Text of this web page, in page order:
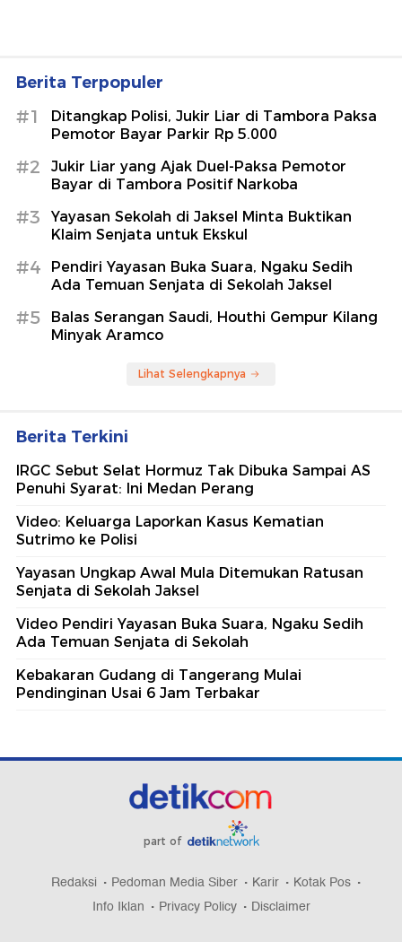
Berita Terpopuler
#1
Ditangkap Polisi, Jukir Liar di Tambora Paksa
Pemotor Bayar Parkir Rp 5.000
#2
Jukir Liar yang Ajak Duel-Paksa Pemotor
Bayar di Tambora Positif Narkoba
#3
Yayasan Sekolah di Jaksel Minta Buktikan
Klaim Senjata untuk Ekskul
#4
Pendiri Yayasan Buka Suara, Ngaku Sedih
Ada Temuan Senjata di Sekolah Jaksel
#5
Balas Serangan Saudi, Houthi Gempur Kilang
Minyak Aramco
Lihat Selengkapnya
Berita Terkini
IRGC Sebut Selat Hormuz Tak Dibuka Sampai AS
Penuhi Syarat: Ini Medan Perang
Video: Keluarga Laporkan Kasus Kematian
Sutrimo ke Polisi
Yayasan Ungkap Awal Mula Ditemukan Ratusan
Senjata di Sekolah Jaksel
Video Pendiri Yayasan Buka Suara, Ngaku Sedih
Ada Temuan Senjata di Sekolah
Kebakaran Gudang di Tangerang Mulai
Pendinginan Usai 6 Jam Terbakar
part of
Redaksi Pedoman Media Siber Karir
Kotak Pos
Info Iklan
Privacy Policy Disclaimer